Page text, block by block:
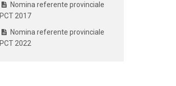
Nomina referente provinciale
PCT 2017
Nomina referente provinciale
PCT 2022